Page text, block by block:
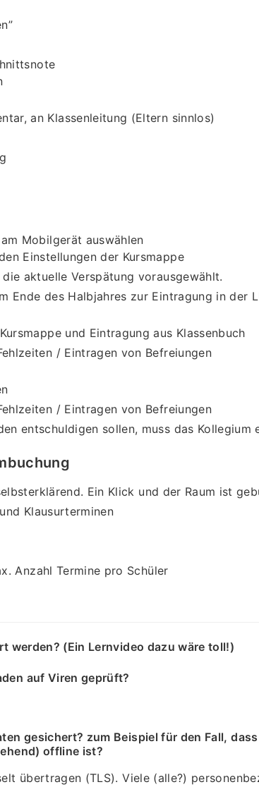
an Klassenleitung (Eltern sinnlos)
Mobilgerät auswählen
Einstellungen der Kursmappe
aktuelle Verspätung vorausgewählt.
Ende des Halbjahres zur Eintragung in der
und Eintragung aus Klassenbuch
/ Eintragen von Befreiungen
/ Eintragen von Befreiungen
entschuldigen sollen, muss das Kollegium
Ein Klick und der Raum ist
Klausurterminen
Anzahl Termine pro Schüler
werden? (Ein Lernvideo dazu wäre toll!)
auf Viren geprüft?
gesichert? zum Beispiel für den Fall,
offline ist?
übertragen (TLS). Viele (alle?)